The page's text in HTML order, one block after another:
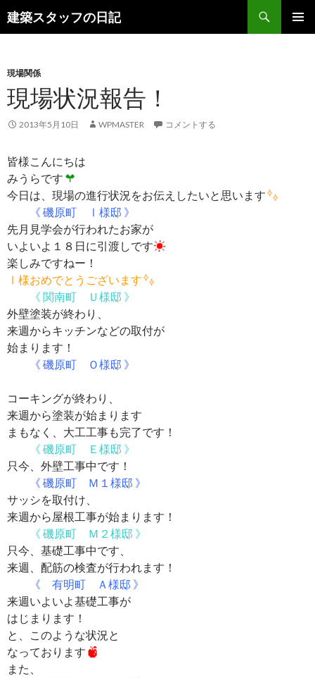
建築スタッフの日記
索
ン
ツ
へ
キ
プ
現場関係
現場状況報告！
2013年5月10日 WPMASTER コメントする
皆様こんにちは
みうらです
今日は、現場の進行状況をお伝えしたいと思います
《 磯原町 Ⅰ様邸 》
先月見学会が行われたお家が
いよいよ１８日に引渡しです
楽しみですねー！
Ⅰ様おめでとうございます
《 関南町 Ｕ様邸 》
外壁塗装が終わり、
来週からキッチンなどの取付が
始まります！
《 磯原町 Ｏ様邸 》
コーキングが終わり、
来週から塗装が始まります
まもなく、大工工事も完了です！
《 磯原町 Ｅ様邸 》
只今、外壁工事中です！
《 磯原町 Ｍ１様邸 》
サッシを取付け、
来週から屋根工事が始まります！
《 磯原町 Ｍ２様邸 》
只今、基礎工事中です、
来週、配筋の検査が行われます！
《 有明町 Ａ様邸 》
来週いよいよ基礎工事が
はじまります！
と、このような状況と
なっております
また、